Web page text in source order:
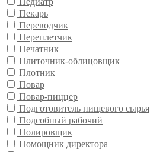
Пекарь
Переводчик
Переплетчик
Печатник
Плиточник-облицовщик
Плотник
Повар
Повар-пиццер
Подготовитель пищевого сырья
Подсобный рабочий
Полировщик
Помощник директора